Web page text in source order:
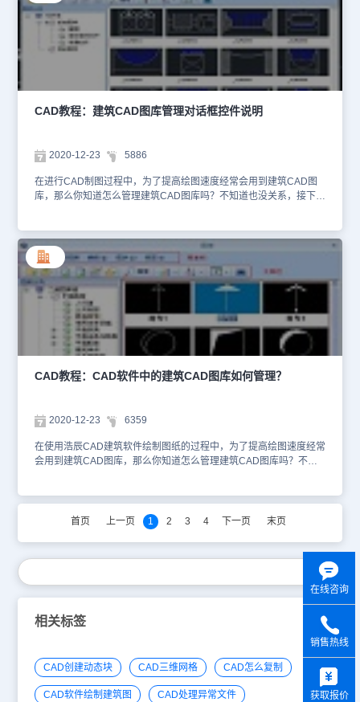
当前图库组中添加新图库或加入已有的图库，“移出图库组”可以把图
库从图库组中移出（文件不会从磁盘删除）。进行文件操作的时候，
注意工具栏的“合并”功能不要启用，否则无法启动右键菜单，类别区
也看不到图库文件。建筑CAD图库：文件管理命令功能说明新建图库
(新建图库组)：输入新的图库文件位置和名称，然后单击“确定”按钮
即可。系统自动 建立一个空白的文件，准备加入图库。打开图库：
选择已有图库文件(*.dml)添加图库：选择一个已经存在的图库文件，
加入到当前图库组中。以上CAD教程就是小编给大家整理的国产
CAD软件——浩辰CAD建筑软件中建筑CAD图库之文件管理的相关
以参考本篇CAD教程来解决。有需要CAD下载的小伙伴可以访问浩
辰CAD官网下载专区免费安装试用正版浩辰CAD软件。
CAD教程：建筑CAD图库管理对话框控件说明
2020-12-23 5886
在进行CAD制图过程中，为了提高绘图速度经常会用到建筑CAD图
库，那么你知道怎么管理建筑CAD图库吗？不知道也没关系，接下来
图库管理对话框控件说明工具栏：［工具栏］ 提供部分常用图库操
作的按钮命令。菜单栏：［菜单栏］ 和［工具栏］ 功能类似，以下
拉菜单的形式提供常用图库操作的命令。类别区：显示当前图库或图
库组文件的树形分类目录。块名区：图块的描述名称（并非插入后的
块定义名称），与图块预览区的图片一一对应。选中某图块名称，然
后单击该图块可重新命名。图块预览区：显示类别区被选中类别下的
图块幻灯片或彩色图片，被选中的图块会被 加亮显示，可以使用滚
动条或鼠标滚轮翻滚浏览。状态栏：根据状态的不同显示图块信息或
操作提示。界面的大小可以通过拖动对话框右下角来调整；也可以通
过拖动区域间的界线来调整各 个区域的大小；各个不同功能的区域
都提供了相应的的右键菜单。 以上就是国产CAD制图软件——浩辰
以参考本篇CAD教程来对浩辰CAD建筑软件的建筑CAD图库进行管
理，更多相关CAD教程可以访问浩辰CAD官网教程专区查看哦~
CAD教程：CAD软件中的建筑CAD图库如何管理？
2020-12-23 6359
在使用浩辰CAD建筑软件绘制图纸的过程中，为了提高绘图速度经常
会用到建筑CAD图库，那么你知道怎么管理建筑CAD图库吗？不知
筑CAD图库：图库管理浩辰CAD建筑软件中图库管理命令可以新
建、打开图库内容，并且可以进行编辑，插入各类图块。点击“图库
录最后一次关闭时的尺寸。类别区、块名区和图块预览区之间也可随
Windows 的使用风格。以上就是国产CAD制图软件——浩辰CAD建
筑软件中管理建筑CAD图库的相关操作技巧，各位小伙伴可以参考本
篇CAD教程来对浩辰CAD建筑软件的建筑CAD图库进行管理，更多
首页 上一页 1 2 3 4 下一页 末页
相关标签
CAD创建动态块 CAD三维网格 CAD怎么复制
CAD软件绘制建筑图 CAD处理异常文件
在线咨询
销售热线
获取报价